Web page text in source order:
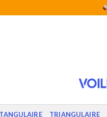
TRIANGULAIRE